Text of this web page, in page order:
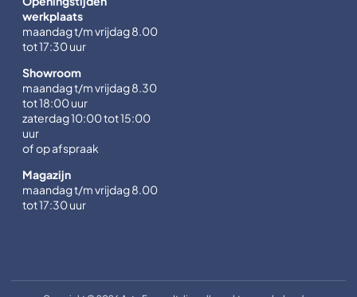
werkplaats
maandag t/m vrijdag 8.00
tot 17:30 uur
Showroom
maandag t/m vrijdag 8.30
tot 18:00 uur
zaterdag 10:00 tot 15:00
uur
of op afspraak
Magazijn
maandag t/m vrijdag 8.00
tot 17:30 uur